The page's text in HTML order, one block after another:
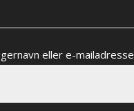
eller e-mailadresse